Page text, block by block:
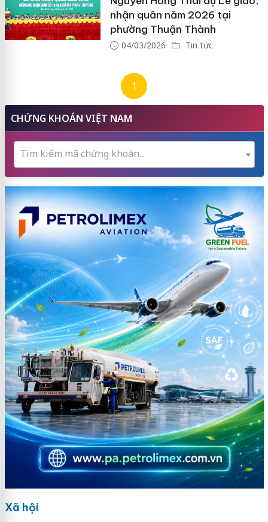
nhận quân năm 2026 tại
phường Thuận Thành
04/03/2026 Tin tức
1
CHỨNG KHOÁN VIỆT NAM
Tìm kiếm mã chứng khoán...
Xã hội